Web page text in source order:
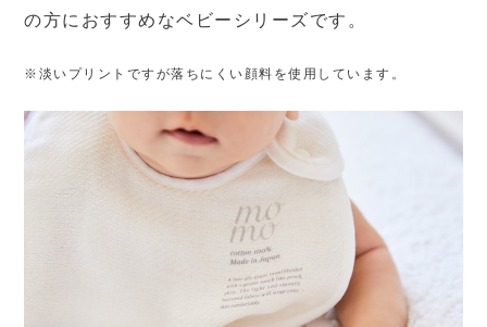
の方におすすめなベビーシリーズです。
※淡いプリントですが落ちにくい顔料を使用しています。